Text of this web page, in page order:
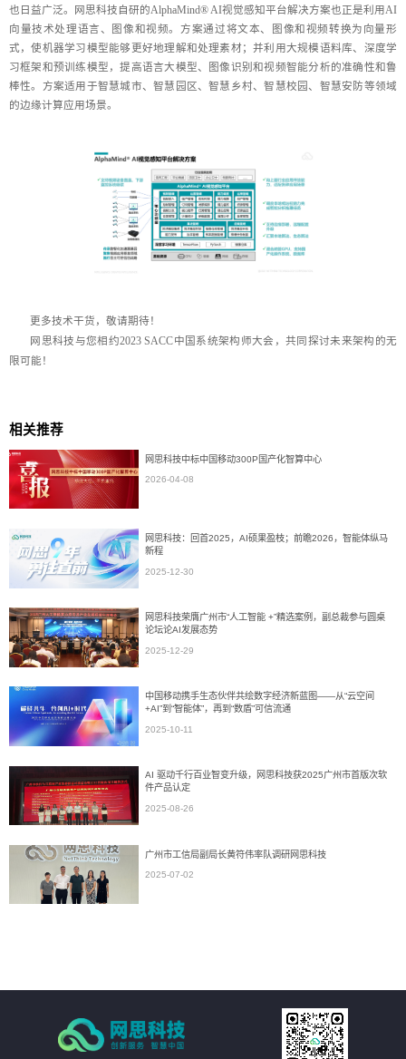
也日益广泛。网思科技自研的AlphaMind® AI视觉感知平台解决方案也正是利用AI
向量技术处理语言、图像和视频。方案通过将文本、图像和视频转换为向量形
式，使机器学习模型能够更好地理解和处理素材；并利用大规模语料库、深度学
习框架和预训练模型，提高语言大模型、图像识别和视频智能分析的准确性和鲁
棒性。方案适用于智慧城市、智慧园区、智慧乡村、智慧校园、智慧安防等领域
的边缘计算应用场景。
更多技术干货，敬请期待！
网思科技与您相约2023 SACC中国系统架构师大会，共同探讨未来架构的无
限可能！
相关推荐
网思科技中标中国移动300P国产化智算中心
2026-04-08
网思科技：回首2025，AI硕果盈枝；前瞻2026，智能体纵马
新程
2025-12-30
网思科技荣膺广州市“人工智能 +”精选案例，副总裁参与圆桌
论坛论AI发展态势
2025-12-29
中国移动携手生态伙伴共绘数字经济新蓝图——从“云空间
+AI”到“智能体”，再到“数盾”可信流通
2025-10-11
AI 驱动千行百业智变升级，网思科技获2025广州市首版次软
件产品认定
2025-08-26
广州市工信局副局长黄符伟率队调研网思科技
2025-07-02